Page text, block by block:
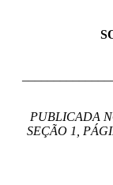
PUBLICADA
SEÇÃO 1,